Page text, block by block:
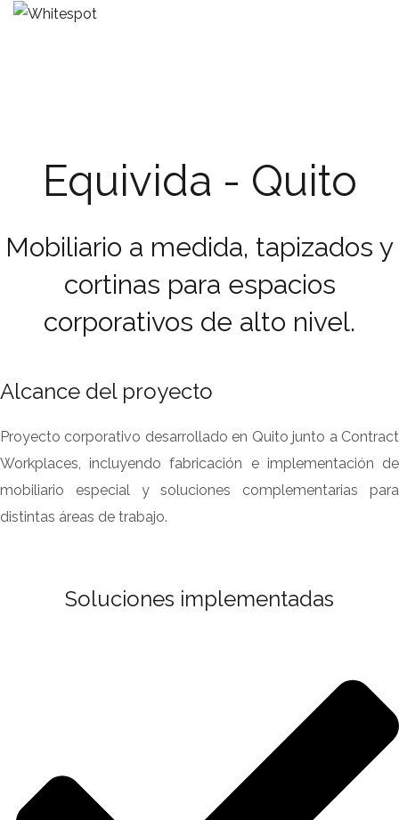
Equivida - Quito
Mobiliario a medida, tapizados y
cortinas para espacios
corporativos de alto nivel.
Alcance del proyecto
Proyecto corporativo desarrollado en Quito junto a Contract
Workplaces, incluyendo fabricación e implementación de
mobiliario especial y soluciones complementarias para
distintas áreas de trabajo.
Soluciones implementadas